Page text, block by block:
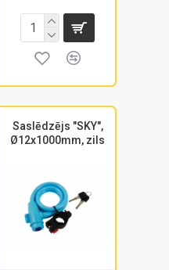
Saslēdzējs "SKY",
Ø12x1000mm, zils